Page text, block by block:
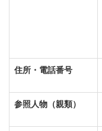
住所・電話番号
参照人物（親類）